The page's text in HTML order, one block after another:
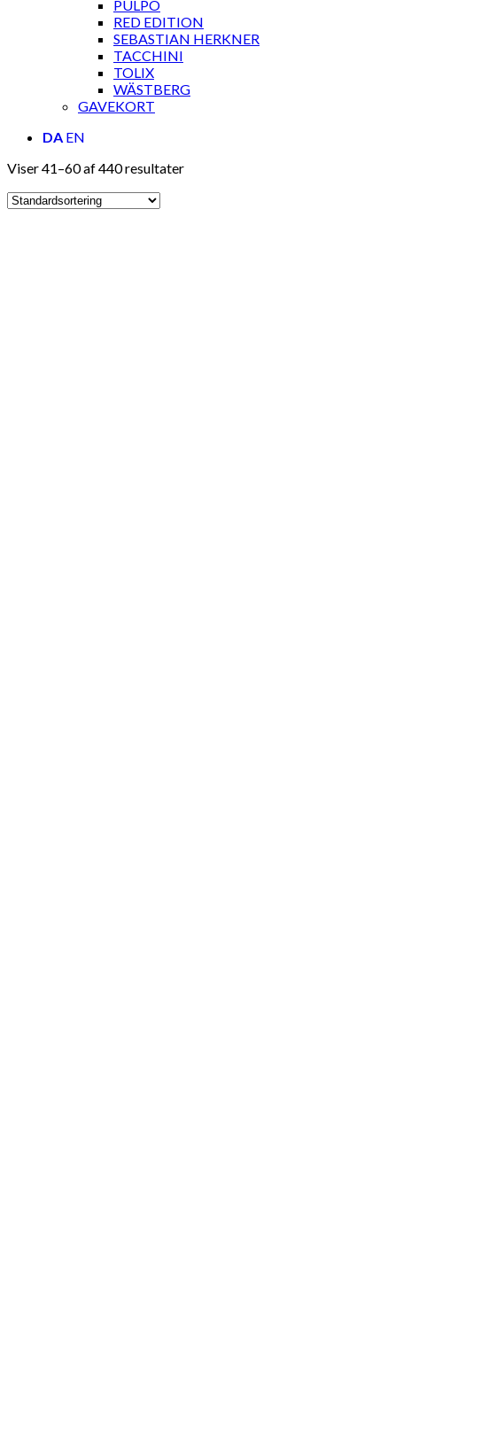
PULPO
RED EDITION
SEBASTIAN HERKNER
TACCHINI
TOLIX
WÄSTBERG
GAVEKORT
DA EN
Viser 41–60 af 440 resultater